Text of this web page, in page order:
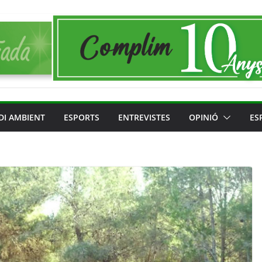
AMBIENT ESPORTS ENTREVISTES OPINIÓ